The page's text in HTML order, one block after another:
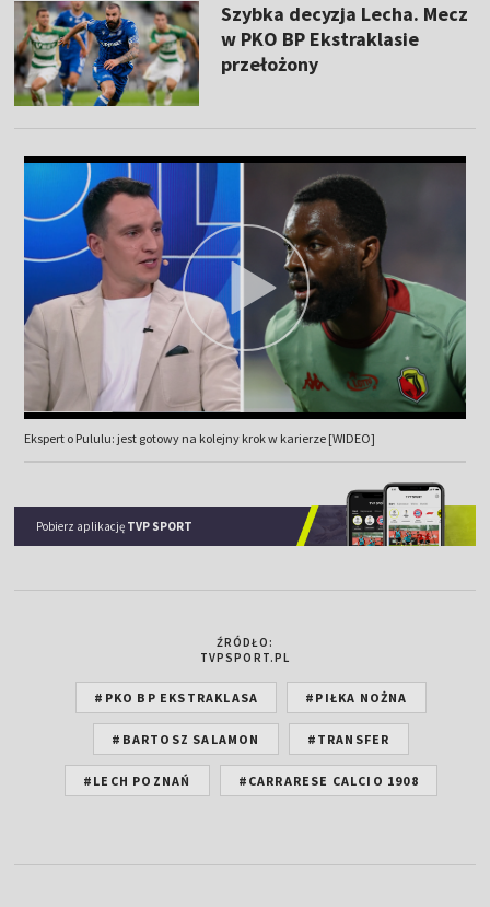
Szybka decyzja Lecha. Mecz
w PKO BP Ekstraklasie
przełożony
Ekspert o Pululu: jest gotowy na kolejny krok w karierze [WIDEO]
Pobierz aplikację TVP SPORT
ŹRÓDŁO:
TVPSPORT.PL
#PKO BP EKSTRAKLASA #PIŁKA NOŻNA
#BARTOSZ SALAMON #TRANSFER
#LECH POZNAŃ #CARRARESE CALCIO 1908